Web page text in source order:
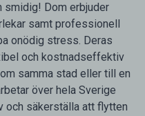
smidig! Dom erbjuder
samt professionell
onödig stress. Deras
och kostnadseffektiv
samma stad eller till en
över hela Sverige
och säkerställa att flytten